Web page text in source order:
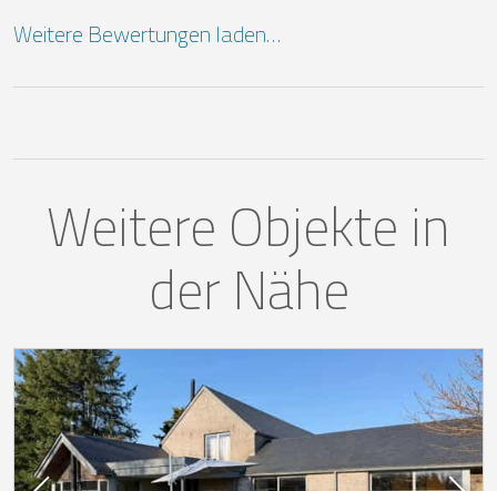
Weitere Bewertungen laden…
Weitere Objekte in
der Nähe